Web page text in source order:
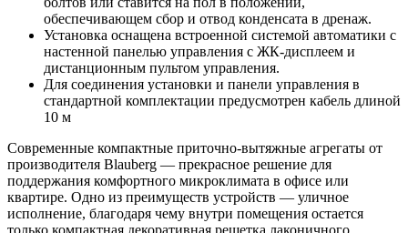
обеспечивающем сбор и отвод конденсата в дренаж.
Установка оснащена встроенной системой автоматики с
настенной панелью управления с ЖК-дисплеем и
дистанционным пультом управления.
Для соединения установки и панели управления в
стандартной комплектации предусмотрен кабель длиной
10 м
Современные компактные приточно-вытяжные агрегаты от
производителя Blauberg — прекрасное решение для
поддержания комфортного микроклимата в офисе или
квартире. Одно из преимуществ устройств — уличное
исполнение, благодаря чему внутри помещения остается
только компактная декоративная решетка лаконичного